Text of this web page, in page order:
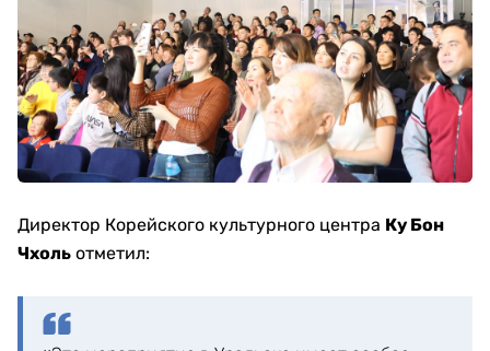
Директор Корейского культурного центра Ку Бон
Чхоль отметил: